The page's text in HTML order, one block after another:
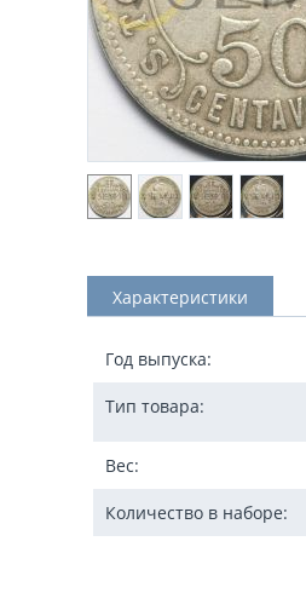
Характеристики
Год выпуска:
Тип товара:
Вес:
Количество в наборе: